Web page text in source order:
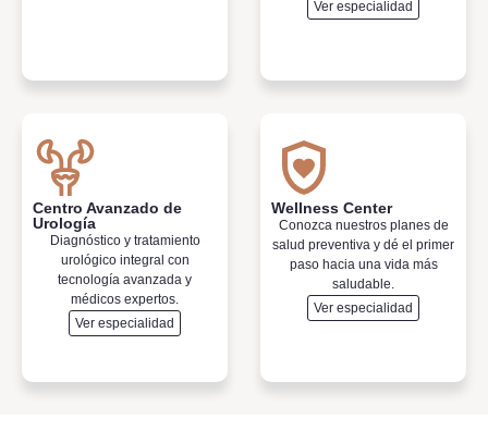
Ver especialidad
Centro Avanzado de
Urología
Diagnóstico y tratamiento
urológico integral con
tecnología avanzada y
médicos expertos.
Ver especialidad
Wellness Center
Conozca nuestros planes de
salud preventiva y dé el primer
paso hacia una vida más
saludable.
Ver especialidad